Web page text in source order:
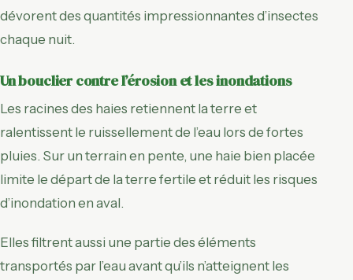
dévorent des quantités impressionnantes d’insectes
chaque nuit.
Un bouclier contre l’érosion et les inondations
Les racines des haies retiennent la terre et
ralentissent le ruissellement de l’eau lors de fortes
pluies. Sur un terrain en pente, une haie bien placée
limite le départ de la terre fertile et réduit les risques
d’inondation en aval.
Elles filtrent aussi une partie des éléments
transportés par l’eau avant qu’ils n’atteignent les